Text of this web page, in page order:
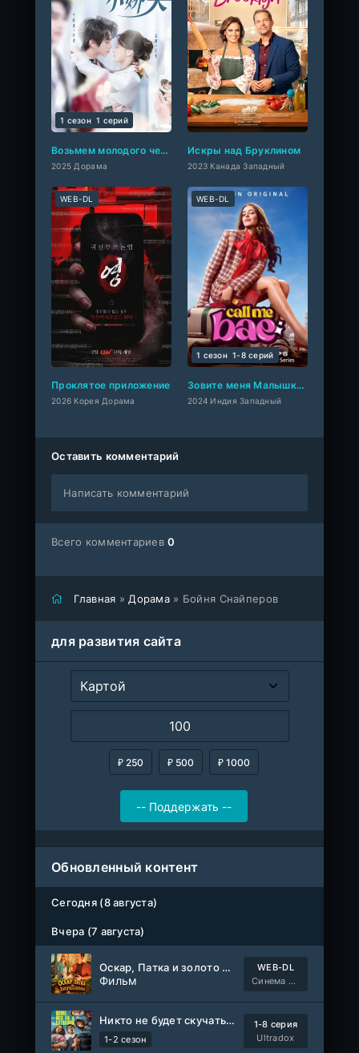
Возьмем молодого человека годом моложе
2025 Дорама
1 сезон 1 cерий
Искры над Бруклином
2023 Канада Западный
Проклятое приложение
2026 Корея Дорама
WEB-DL
Зовите меня Малышкой
2024 Индия Западный
WEB-DL
1 сезон 1-8 cерий
Оставить комментарий
Написать комментарий
Всего комментариев0
Главная » Дорама » Бойня Снайперов
для развития сайта
₽ 250 ₽ 500 ₽ 1000
Обновленный контент
Сегодня (8 августа)
Вчера (7 августа)
Оскар, Патка и золото Балтики
Фильм
WEB-DL
Синема УС
Никто не будет скучать по нам
1-2 сезон
1-8 серия
Ultradox